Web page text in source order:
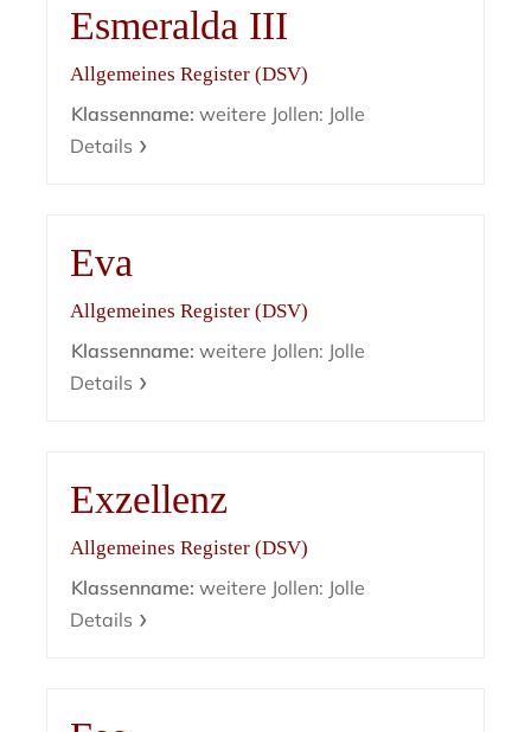
Esmeralda III
Allgemeines Register (DSV)
Klassenname: weitere Jollen: Jolle
Details
Eva
Allgemeines Register (DSV)
Klassenname: weitere Jollen: Jolle
Details
Exzellenz
Allgemeines Register (DSV)
Klassenname: weitere Jollen: Jolle
Details